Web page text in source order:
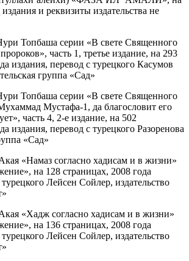
и реквизиты издательства не
Топбаша серии «В свете Священного
часть 1, третье издание, на 293
издания, перевод с турецкого Касумов
группа «Сад»
Топбаша серии «В свете Священного
Мустафа-1, да благословит его
часть 4, 2-е издание, на 502
издания, перевод с турецкого Разоренова
«Сад»
«Намаз согласно хадисам и в жизни»
на 128 страницах, 2008 года
Лейсен Сойлер, издательство
«Хадж согласно хадисам и в жизни»
на 136 страницах, 2008 года
Лейсен Сойлер, издательство